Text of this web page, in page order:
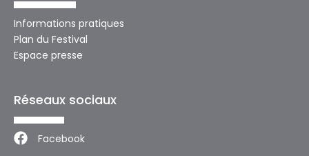
Informations pratiques
Plan du Festival
Espace presse
Réseaux sociaux
Facebook